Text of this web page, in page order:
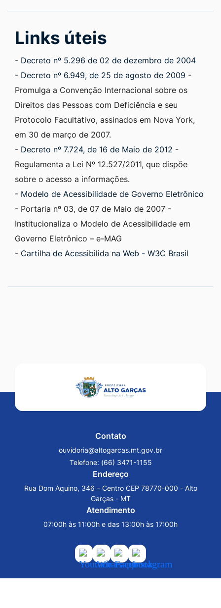
Links úteis
- Decreto nº 5.296 de 02 de dezembro de 2004
- Decreto nº 6.949, de 25 de agosto de 2009 -
Promulga a Convenção Internacional sobre os
Direitos das Pessoas com Deficiência e seu
Protocolo Facultativo, assinados em Nova York,
em 30 de março de 2007.
- Decreto nº 7.724, de 16 de Maio de 2012 -
Regulamenta a Lei Nº 12.527/2011, que dispõe
sobre o acesso a informações.
- Modelo de Acessibilidade de Governo Eletrônico
- Portaria nº 03, de 07 de Maio de 2007 -
Institucionaliza o Modelo de Acessibilidade em
Governo Eletrônico – e-MAG
- Cartilha de Acessibilida na Web - W3C Brasil
Contato
ouvidoria@altogarcas.mt.gov.br
Telefone: (66) 3471-1155
Endereço
Rua Dom Aquino, 346 – Centro CEP 78770-000 - Alto
Garças - MT
Atendimento
07:00h às 11:00h e das 13:00h às 17:00h
Acessar
a
Acessar
a
Acessar
a
Acessar
a